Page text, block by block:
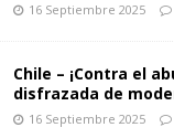
16 Septiembre 2025
Chile – ¡Contra el
disfrazada de
16 Septiembre 2025